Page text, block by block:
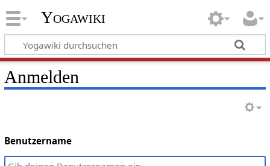
Yogawiki
Anmelden
Benutzername